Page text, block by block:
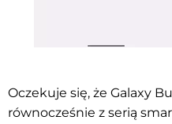
Oczekuje się, że Galaxy
równocześnie z serią